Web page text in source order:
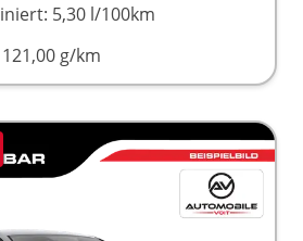
5,30 l/100km
121,00 g/km